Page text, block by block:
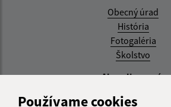
Používame cookies
Obecný úrad
História
Fotogaléria
Školstvo
Aktualizované:
04.08.2026 11:27 hod.